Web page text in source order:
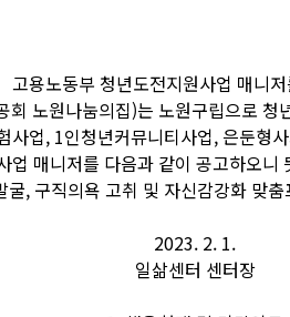
고용노동부 청년도전지원사업 매니
회 노원나눔의집)는 노원구립으로 청
업, 1인청년커뮤니티사업, 은둔형
업 매니저를 다음과 같이 공고하오니
, 구직의욕 고취 및 자신감강화 맞
2023. 2. 1.
일삶센터 센터장